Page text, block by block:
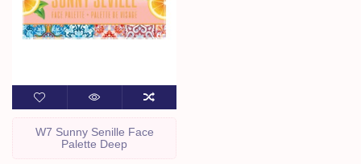
W7 Sunny Senille Face
Palette Deep